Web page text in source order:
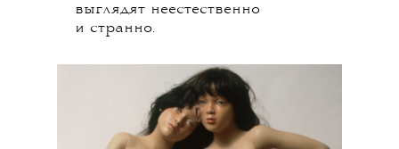
выглядят неестественно
и странно.